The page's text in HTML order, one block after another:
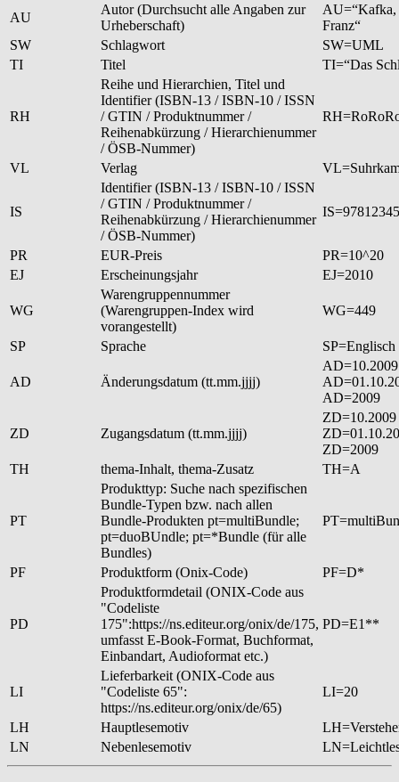
AU
Autor (Durchsucht alle Angaben zur
Urheberschaft)
AU=“Kafka,
Franz“
SW
Schlagwort
SW=UML
TI
Titel TI=“Das
RH
Reihe und Hierarchien, Titel und
Identifier (ISBN-13 / ISBN-10 / ISSN
/ GTIN / Produktnummer /
Reihenabkürzung / Hierarchienummer
/ ÖSB-Nummer)
VL Verlag
IS
Identifier (ISBN-13 / ISBN-10 / ISSN
/ GTIN / Produktnummer /
Reihenabkürzung / Hierarchienummer
/ ÖSB-Nummer)
PR EUR-Preis
PR=10^20
EJ
Erscheinungsjahr EJ=2010
WG
Warengruppennummer
(Warengruppen-Index wird
vorangestellt)
WG=449
SP Sprache SP=Englisch
AD Änderungsdatum (tt.mm.jjjj)
AD=2009
ZD Zugangsdatum (tt.mm.jjjj)
ZD=10.2009
ZD=2009
TH
thema-Inhalt, thema-Zusatz TH=A
PT
Produkttyp: Suche nach spezifischen
Bundle-Typen bzw. nach allen
Bundle-Produkten pt=multiBundle;
pt=duoBUndle; pt=*Bundle (für alle
Bundles)
PF Produktform (Onix-Code) PF=D*
PD
Produktformdetail (ONIX-Code aus
"Codeliste
175":https://ns.editeur.org/onix/de/175,
umfasst E-Book-Format, Buchformat,
Einbandart, Audioformat etc.)
PD=E1**
LI
Lieferbarkeit (ONIX-Code aus
"Codeliste 65":
https://ns.editeur.org/onix/de/65)
LI=20
LH Hauptlesemotiv
LN
Nebenlesemotiv